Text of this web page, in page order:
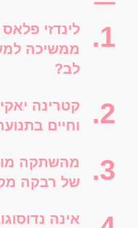
ממשיכה
לב?
קטרינה
וחיים
מהשתקה
של רבקה
אינה